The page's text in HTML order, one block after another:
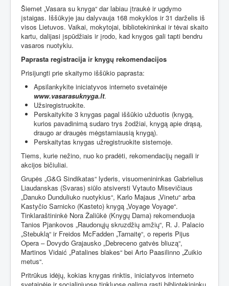
Šiemet „Vasara su knyga“ dar labiau įtraukė ir ugdymo
įstaigas. Iššūkyje jau dalyvauja 168 mokyklos ir 31 darželis iš
visos Lietuvos. Vaikai, mokytojai, bibliotekininkai ir tėvai skaito
kartu, dalijasi įspūdžiais ir įrodo, kad knygos gali tapti bendru
vasaros nuotykiu.
Paprasta registracija ir knygų rekomendacijos
Prisijungti prie skaitymo iššūkio paprasta:
Apsilankykite iniciatyvos interneto svetainėje
www.vasarasuknyga.lt.
Užsiregistruokite.
Perskaitykite 3 knygas pagal iššūkio užduotis (knygą,
kurios pavadinimą sudaro trys žodžiai, knygą apie drąsą,
draugo ar draugės mėgstamiausią knygą).
Perskaitytas knygas užregistruokite sistemoje.
Tiems, kurie nežino, nuo ko pradėti, rekomendacijų negaili ir
akcijos bičiuliai.
Grupės „G&G Sindikatas“ lyderis, visuomenininkas Gabrielius
Liaudanskas (Svaras) siūlo atsiversti Vytauto Misevičiaus
„Danuko Dunduliuko nuotykius“, Karlo Majaus „Vinetu“ arba
Kastyčio Sarnicko (Kasteto) knygą „Voyage Voyage“.
Tinklaraštininkė Nora Žaliūkė (Knygų Dama) rekomenduoja
Tanios Pjankovos „Raudonųjų skruzdžių amžių“, R. J. Palacio
„Stebuklą“ ir Freidos McFadden „Tarnaitę“, o reperis Pijus
Opera – Dovydo Grajausko „Debreceno gatvės bliuzą“,
Martinos Vidaić „Patalines blakes“ bei Arto Paasilinno „Zuikio
metus“.
Pritrūkus idėjų, kokias knygas rinktis, iniciatyvos interneto